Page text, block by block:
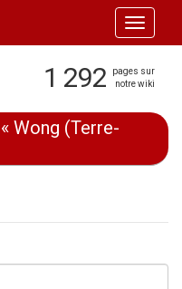
Toggle
1 292
pages sur
notre wiki
Wong (Terre-